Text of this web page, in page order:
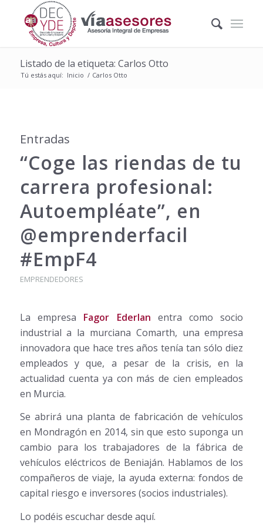
Listado de la etiqueta: Carlos Otto
Tú estás aquí: Inicio / Carlos Otto
Entradas
“Coge las riendas de tu
carrera profesional:
Autoempléate”, en
@emprenderfacil
#EmpF4
EMPRENDEDORES
La empresa Fagor Ederlan entra como socio
industrial a la murciana Comarth, una empresa
innovadora que hace tres años tenía tan sólo diez
empleados y que, a pesar de la crisis, en la
actualidad cuenta ya con más de cien empleados
en Murcia.
Se abrirá una planta de fabricación de vehículos
en Mondragón en 2014, sin que esto suponga un
cambio para los trabajadores de la fábrica de
vehículos eléctricos de Beniaján. Hablamos de los
compañeros de viaje, la ayuda externa: fondos de
capital riesgo e inversores (socios industriales).
Lo podéis escuchar desde aquí.